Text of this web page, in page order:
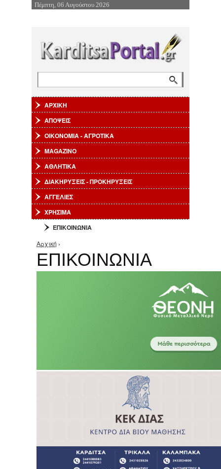
Επιστροφή στην Πλοήγηση
Πέμπτη, 06 Αυγούστου 2026
ΑΡΧΙΚΗ
ΑΠΟΨΕΙΣ
ΟΙΚΟΝΟΜΙΑ - ΑΓΡΟΤΙΚΑ
MAGAZINO
ΑΘΛΗΤΙΚΑ
ΔΙΑΚΗΡΥΞΕΙΣ - ΠΡΟΚΗΡΥΞΕΙΣ
ΑΓΓΕΛΙΕΣ
ΧΡΗΣΙΜΑ
ΕΠΙΚΟΙΝΩΝΙΑ
Είστε εδώ
Αρχική ›
ΕΠΙΚΟΙΝΩΝΙΑ